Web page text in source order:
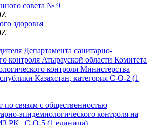
совета № 9
здоровья
Департамента санитарно-
контроля Атырауской области Комитета
контроля Министерства
Казахстан, категория С-О-2 (1
по связям с общественностью
эпидемиологического контроля на
РК , C-O-5 (1 единица)